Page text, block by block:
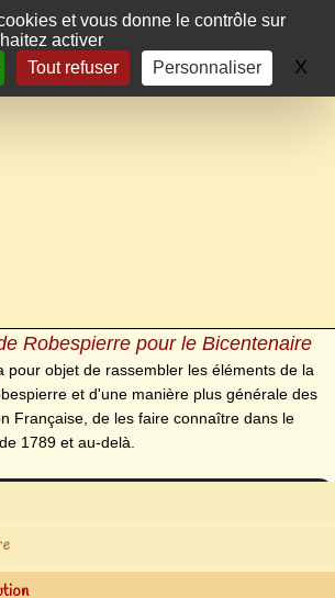
cookieset vous donne le contrôle sur
activer
Tout refuser Personnaliser X
Robespierre pour le Bicentenaire
pour objet de rassembler les éléments de la
et d'une manière plus générale des
Française, de les faire connaître dans le
1789 et au-delà.